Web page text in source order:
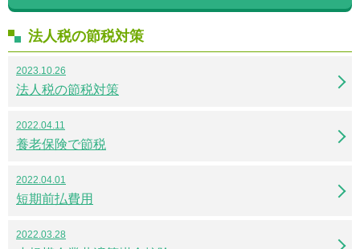
法人税の節税対策
2023.10.26
法人税の節税対策
2022.04.11
養老保険で節税
2022.04.01
短期前払費用
2022.03.28